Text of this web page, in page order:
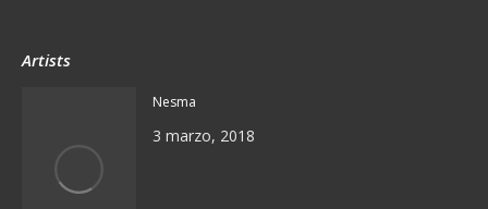
Artists
Nesma
3 marzo, 2018